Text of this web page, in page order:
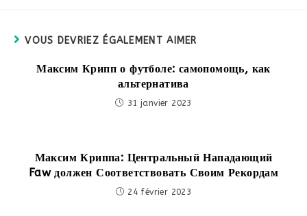
VOUS DEVRIEZ ÉGALEMENT AIMER
Максим Крипп о футболе: самопомощь, как
альтернатива
31 janvier 2023
Максим Криппа: Центральный Нападающий
Faw должен Соответствовать Своим Рекордам
24 février 2023